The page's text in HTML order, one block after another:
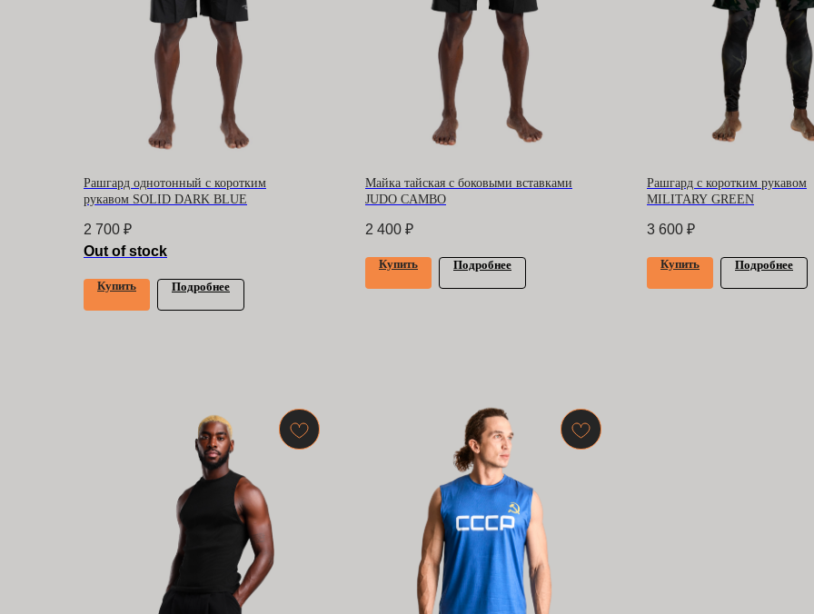
Рашгард однотонный с коротким
рукавом SOLID DARK BLUE
2 700 ₽
Out of stock
Купить Подробнее
Майка тайская с боковыми вставками
JUDO CAMBO
2 400 ₽
Купить Подробнее
Рашгард с коротким рукавом
MILITARY GREEN
3 600 ₽
Купить Подробнее